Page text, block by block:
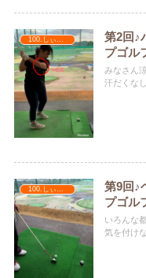
第2回♪
プゴル
みなさん
汗だくな
第9回♪
プゴル
いろんな
気を付け